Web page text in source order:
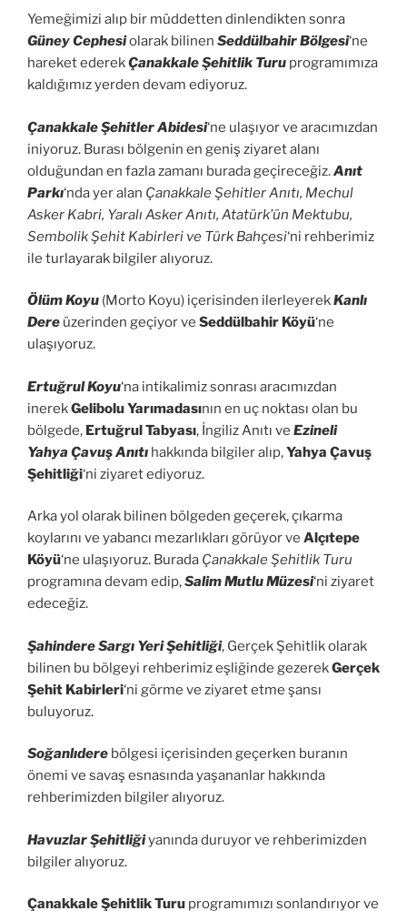
Yemeğimizi alıp bir müddetten dinlendikten sonra
Güney Cephesiolarak bilinen Seddülbahir Bölgesi‘ne
hareket ederekÇanakkale Şehitlik Turu programımıza
kaldığımız yerden devam ediyoruz.
Çanakkale Şehitler Abidesi‘ne ulaşıyor ve aracımızdan
iniyoruz. Burası bölgenin en geniş ziyaret alanı
olduğundan en fazla zamanı burada geçireceğiz.Anıt
Parkı‘nda yer alan Çanakkale Şehitler Anıtı, Mechul
Asker Kabri, Yaralı Asker Anıtı, Atatürk’ün Mektubu,
Sembolik Şehit Kabirleri ve Türk Bahçesi‘ni rehberimiz
ile turlayarak bilgiler alıyoruz.
Ölüm Koyu (Morto Koyu) içerisinden ilerleyerekKanlı
Dere üzerinden geçiyor ve Seddülbahir Köyü‘ne
ulaşıyoruz.
Ertuğrul Koyu‘na intikalimiz sonrası aracımızdan
inerekGelibolu Yarımadasının en uç noktası olan bu
bölgede, Ertuğrul Tabyası, İngiliz Anıtı ve Ezineli
Yahya Çavuş Anıtı hakkında bilgiler alıp,Yahya Çavuş
Şehitliği‘ni ziyaret ediyoruz.
Arka yol olarak bilinen bölgeden geçerek, çıkarma
koylarını ve yabancı mezarlıkları görüyor ve Alçıtepe
Köyü‘ne ulaşıyoruz. Burada Çanakkale Şehitlik Turu
programına devam edip,Salim Mutlu Müzesi‘ni ziyaret
edeceğiz.
Şahindere Sargı Yeri Şehitliği, Gerçek Şehitlik olarak
bilinen bu bölgeyi rehberimiz eşliğinde gezerekGerçek
Şehit Kabirleri‘ni görme ve ziyaret etme şansı
buluyoruz.
Soğanlıdere bölgesi içerisinden geçerken buranın
önemi ve savaş esnasında yaşananlar hakkında
rehberimizden bilgiler alıyoruz.
Havuzlar Şehitliğiyanında duruyor ve rehberimizden
bilgiler alıyoruz.
Çanakkale Şehitlik Turu programımızı sonlandırıyor ve